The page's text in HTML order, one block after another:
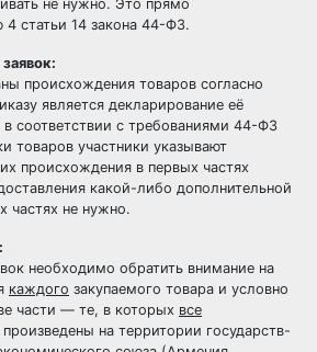
не нужно. Это прямо
4 статьи 14 закона 44-ФЗ.
происхождения товаров согласно
является декларирование её
в соответствии с требованиями 44-ФЗ
товаров участники указывают
происхождения в первых частях
какой-либо дополнительной
частях не нужно.
необходимо обратить внимание на
каждого закупаемого товара и условно
части — те, в которых все
на территории государств-